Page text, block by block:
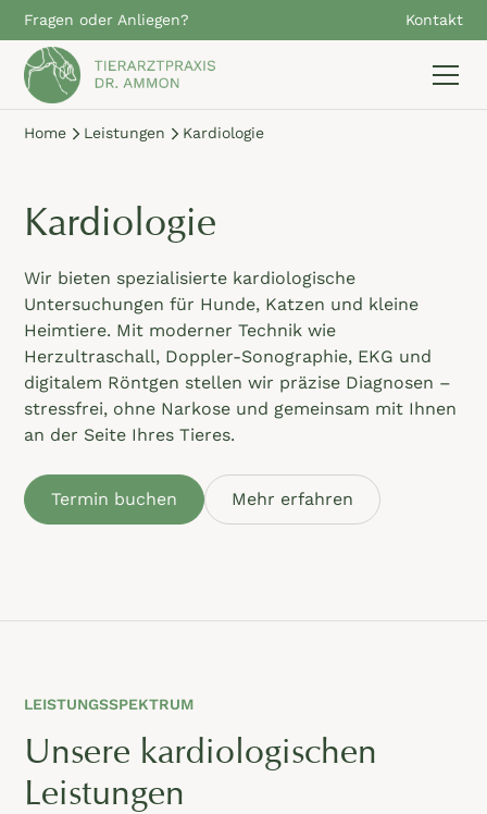
Fragen oder Anliegen? Kontakt
Home Leistungen Kardiologie
Kardiologie
Wir bieten spezialisierte kardiologische
Untersuchungen für Hunde, Katzen und kleine
Heimtiere. Mit moderner Technik wie
Herzultraschall, Doppler-Sonographie, EKG und
digitalem Röntgen stellen wir präzise Diagnosen –
stressfrei, ohne Narkose und gemeinsam mit Ihnen
an der Seite Ihres Tieres.
Termin buchen Mehr erfahren
LEISTUNGSSPEKTRUM
Unsere kardiologischen
Leistungen